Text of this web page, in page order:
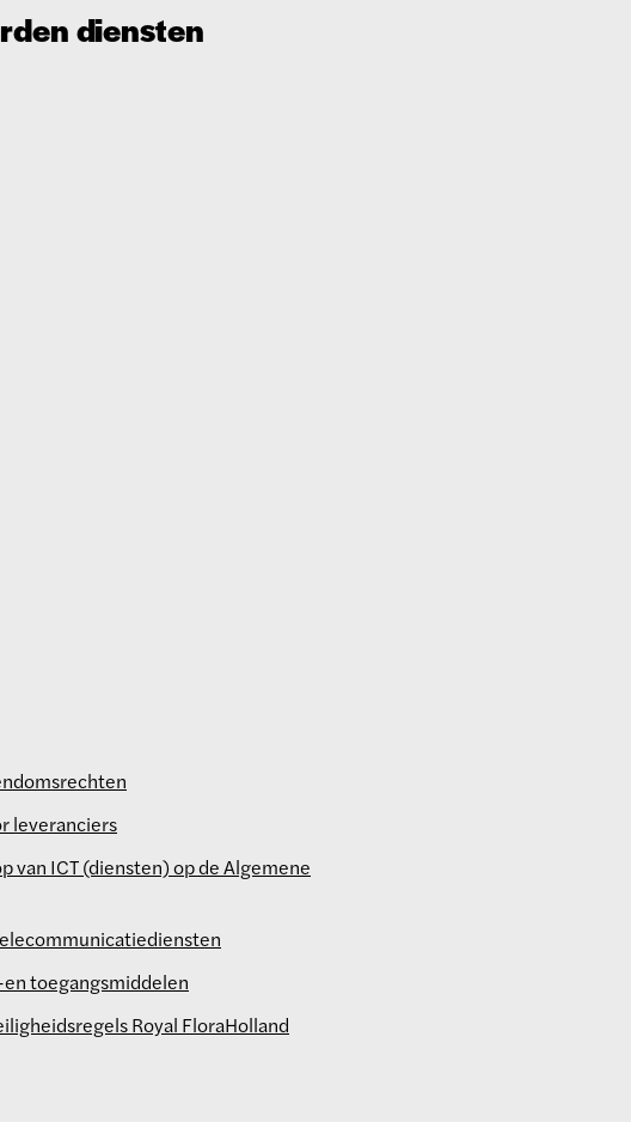
diensten
leveranciers
van ICT (diensten) op de Algemene
toegangsmiddelen
Royal FloraHolland